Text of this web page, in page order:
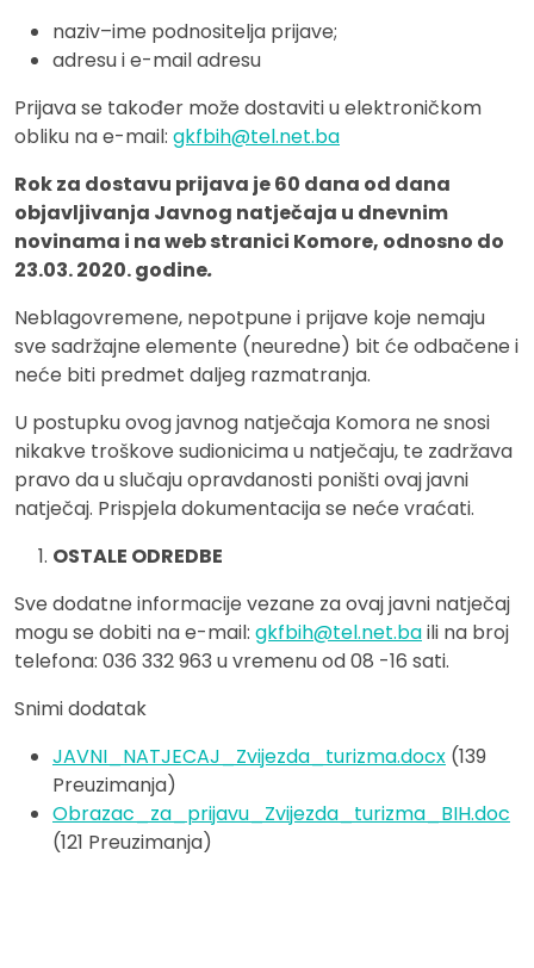
naziv–ime podnositelja prijave;
adresu i e-mail adresu
Prijava se također može dostaviti u elektroničkom
obliku na e-mail: gkfbih@tel.net.ba
Rok za dostavu prijava je 60 dana od dana
objavljivanja Javnog natječaja u dnevnim
novinama i na web stranici Komore, odnosno do
23.03. 2020. godine.
Neblagovremene, nepotpune i prijave koje nemaju
sve sadržajne elemente (neuredne) bit će odbačene i
neće biti predmet daljeg razmatranja.
U postupku ovog javnog natječaja Komora ne snosi
nikakve troškove sudionicima u natječaju, te zadržava
pravo da u slučaju opravdanosti poništi ovaj javni
natječaj. Prispjela dokumentacija se neće vraćati.
OSTALE ODREDBE
Sve dodatne informacije vezane za ovaj javni natječaj
mogu se dobiti na e-mail: gkfbih@tel.net.baili na broj
telefona: 036 332 963 u vremenu od 08 -16 sati.
Snimi dodatak
JAVNI_NATJECAJ_Zvijezda_turizma.docx (139
Preuzimanja)
Obrazac_za_prijavu_Zvijezda_turizma_BIH.doc
(121 Preuzimanja)